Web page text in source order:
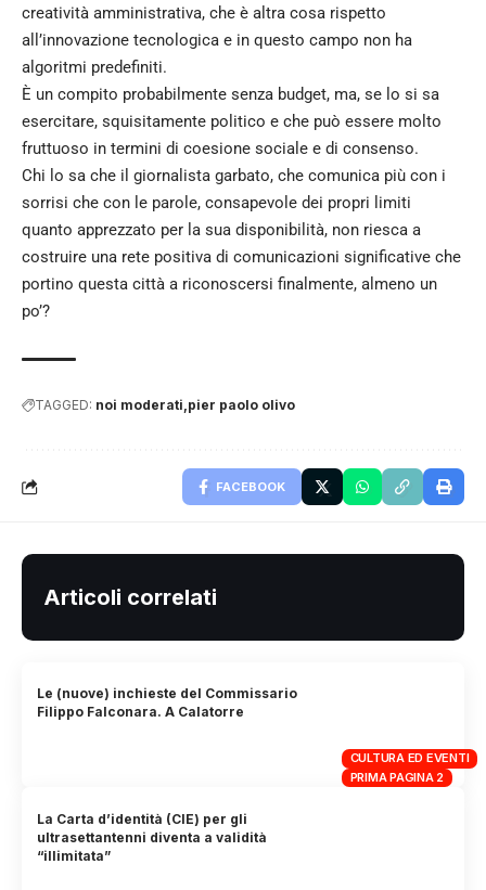
creatività amministrativa, che è altra cosa rispetto
all’innovazione tecnologica e in questo campo non ha
algoritmi predefiniti.
È un compito probabilmente senza budget, ma, se lo si sa
esercitare, squisitamente politico e che può essere molto
fruttuoso in termini di coesione sociale e di consenso.
Chi lo sa che il giornalista garbato, che comunica più con i
sorrisi che con le parole, consapevole dei propri limiti
quanto apprezzato per la sua disponibilità, non riesca a
costruire una rete positiva di comunicazioni significative che
portino questa città a riconoscersi finalmente, almeno un
po’?
TAGGED: noi moderati pier paolo olivo
FACEBOOK
Articoli correlati
CULTURA ED EVENTI
PRIMA PAGINA 2
Le (nuove) inchieste del Commissario
Filippo Falconara. A Calatorre
La Carta d’identità (CIE) per gli
ultrasettantenni diventa a validità
“illimitata”